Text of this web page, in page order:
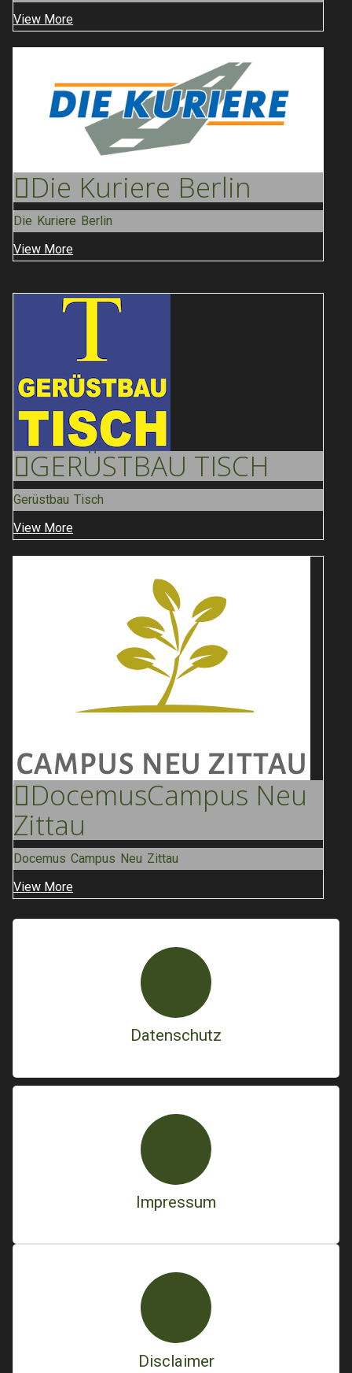
View More
Die Kuriere Berlin
Die Kuriere Berlin
View More
GERÜSTBAU TISCH
Gerüstbau Tisch
View More
DocemusCampus Neu
Zittau
Docemus Campus Neu Zittau
View More
Datenschutz
Impressum
Disclaimer